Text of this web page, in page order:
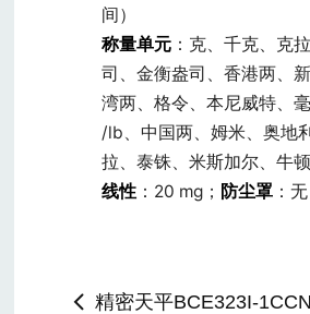
间）
称量单元 ：克、千克、克
司、金衡盎司、香港两、
湾两、格令、本尼威特、
/lb、中国两、姆米、奥地
拉、泰铢、米斯加尔、牛顿
线性 ：20 mg； 防尘罩 ：无
精密天平BCE323I-